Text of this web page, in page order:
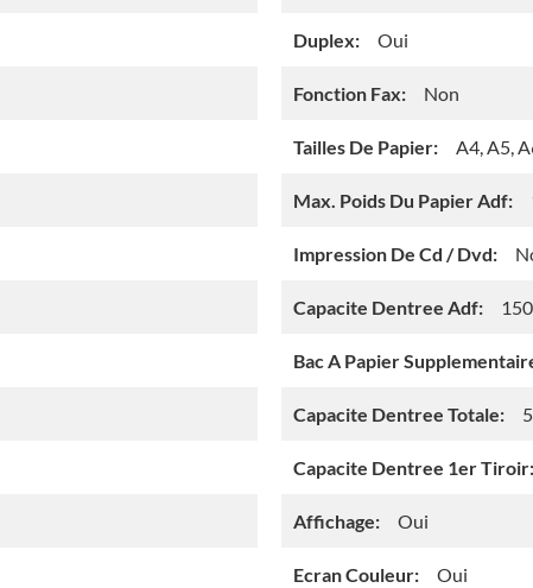
Duplex: Oui
Fonction Fax: Non
Tailles De Papier: A4, A5,
Max. Poids Du Papier Adf:
Impression De Cd / Dvd:
Capacite Dentree Adf:
Bac A Papier
Capacite Dentree Totale:
Capacite Dentree 1er Tiroir:
Affichage: Oui
Ecran Couleur: Oui